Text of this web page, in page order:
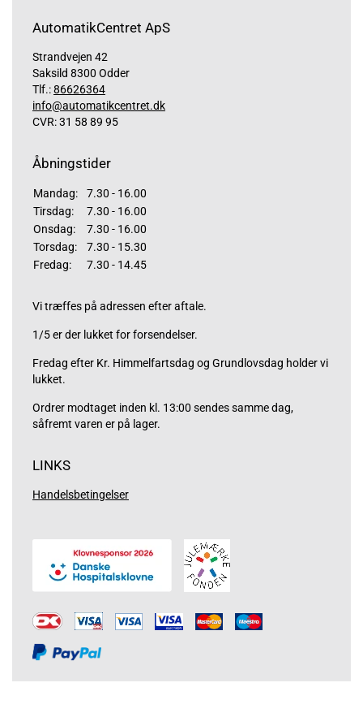
AutomatikCentret ApS
Strandvejen 42
Saksild 8300 Odder
Tlf.:86626364
info@automatikcentret.dk
CVR: 31 58 89 95
Åbningstider
Mandag:
7.30 - 16.00
Tirsdag:
7.30 - 16.00
Onsdag:
7.30 - 16.00
Torsdag:
7.30 - 15.30
Fredag:
7.30 - 14.45
Vi træffes på adressen efter aftale.
1/5 er der lukket for forsendelser.
Fredag efter Kr. Himmelfartsdag og Grundlovsdag holder vi
lukket.
Ordrer modtaget inden kl. 13:00 sendes samme dag,
såfremt varen er på lager.
LINKS
Handelsbetingelser